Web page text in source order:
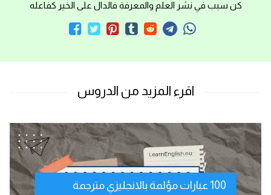
كن سبب في نشر العلم والمعرفة فالدال على الخير كفاعله
100 عبارات مؤلمة بالانجليزي مترجمة